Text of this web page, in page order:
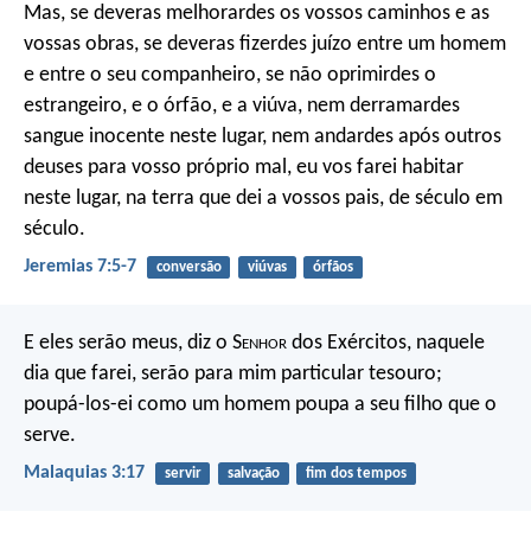
Mas, se deveras melhorardes os vossos caminhos e as
vossas obras, se deveras fizerdes juízo entre um homem
e entre o seu companheiro, se não oprimirdes o
estrangeiro, e o órfão, e a viúva, nem derramardes
sangue inocente neste lugar, nem andardes após outros
deuses para vosso próprio mal, eu vos farei habitar
neste lugar, na terra que dei a vossos pais, de século em
século.
Jeremias 7:5-7 conversão viúvas órfãos
E eles serão meus, diz o Senhor dos Exércitos, naquele
dia que farei, serão para mim particular tesouro;
poupá-los-ei como um homem poupa a seu filho que o
serve.
Malaquias 3:17 servir salvação fim dos tempos